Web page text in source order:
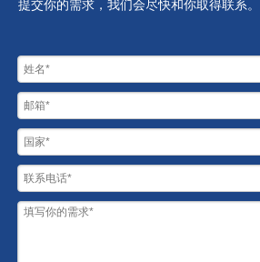
提交你的需求，我们会尽快和你取得联系。